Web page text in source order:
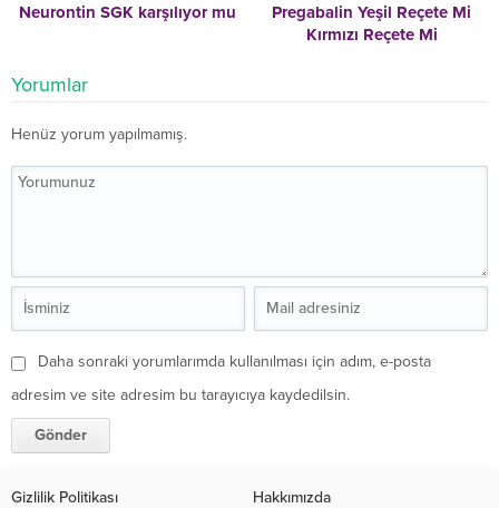
Neurontin SGK karşılıyor mu
Pregabalin Yeşil Reçete Mi
Kırmızı Reçete Mi
Yorumlar
Henüz yorum yapılmamış.
Daha sonraki yorumlarımda kullanılması için adım, e-posta
adresim ve site adresim bu tarayıcıya kaydedilsin.
Gizlilik Politikası Hakkımızda